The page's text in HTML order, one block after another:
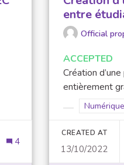
WEB DE L’UPEC ET
4
entre
Official
ACCEPTED
Création
entièrement
Filter
CREATED AT
13/10/2022